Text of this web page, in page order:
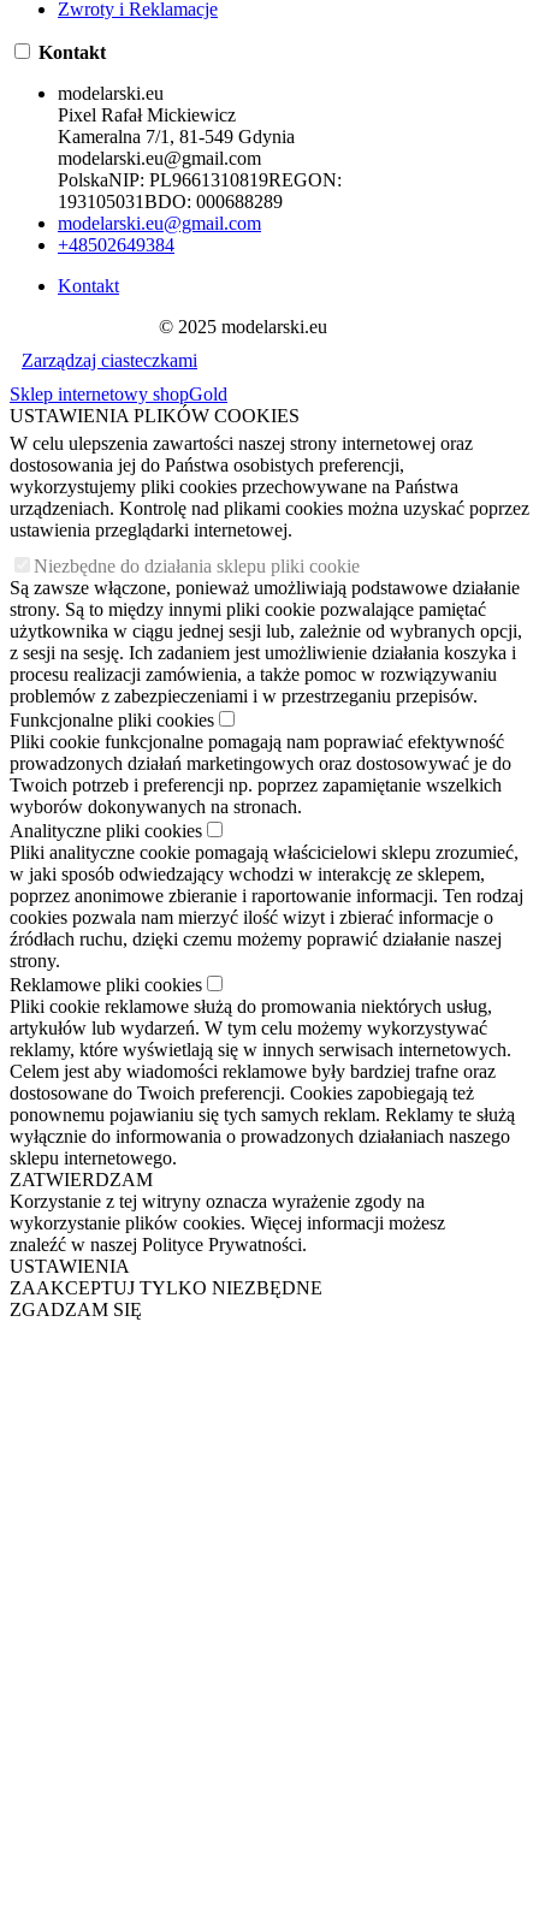
Zwroty i Reklamacje
Kontakt
modelarski.eu
Pixel Rafał Mickiewicz
Kameralna 7/1, 81-549 Gdynia
modelarski.eu@gmail.com
PolskaNIP: PL9661310819REGON:
193105031BDO: 000688289
modelarski.eu@gmail.com
+48502649384
Kontakt
© 2025 modelarski.eu
Zarządzaj ciasteczkami
Sklep internetowy shopGold
USTAWIENIA PLIKÓW COOKIES
W celu ulepszenia zawartości naszej strony internetowej oraz
dostosowania jej do Państwa osobistych preferencji,
wykorzystujemy pliki cookies przechowywane na Państwa
urządzeniach. Kontrolę nad plikami cookies można uzyskać poprzez
ustawienia przeglądarki internetowej.
Niezbędne do działania sklepu pliki cookie
Są zawsze włączone, ponieważ umożliwiają podstawowe działanie
strony. Są to między innymi pliki cookie pozwalające pamiętać
użytkownika w ciągu jednej sesji lub, zależnie od wybranych opcji,
z sesji na sesję. Ich zadaniem jest umożliwienie działania koszyka i
procesu realizacji zamówienia, a także pomoc w rozwiązywaniu
problemów z zabezpieczeniami i w przestrzeganiu przepisów.
Funkcjonalne pliki cookies
Pliki cookie funkcjonalne pomagają nam poprawiać efektywność
prowadzonych działań marketingowych oraz dostosowywać je do
Twoich potrzeb i preferencji np. poprzez zapamiętanie wszelkich
wyborów dokonywanych na stronach.
Analityczne pliki cookies
Pliki analityczne cookie pomagają właścicielowi sklepu zrozumieć,
w jaki sposób odwiedzający wchodzi w interakcję ze sklepem,
poprzez anonimowe zbieranie i raportowanie informacji. Ten rodzaj
cookies pozwala nam mierzyć ilość wizyt i zbierać informacje o
źródłach ruchu, dzięki czemu możemy poprawić działanie naszej
strony.
Reklamowe pliki cookies
Pliki cookie reklamowe służą do promowania niektórych usług,
artykułów lub wydarzeń. W tym celu możemy wykorzystywać
reklamy, które wyświetlają się w innych serwisach internetowych.
Celem jest aby wiadomości reklamowe były bardziej trafne oraz
dostosowane do Twoich preferencji. Cookies zapobiegają też
ponownemu pojawianiu się tych samych reklam. Reklamy te służą
wyłącznie do informowania o prowadzonych działaniach naszego
sklepu internetowego.
ZATWIERDZAM
Korzystanie z tej witryny oznacza wyrażenie zgody na
wykorzystanie plików cookies. Więcej informacji możesz
znaleźć w naszej Polityce Prywatności.
USTAWIENIA
ZAAKCEPTUJ TYLKO NIEZBĘDNE
ZGADZAM SIĘ